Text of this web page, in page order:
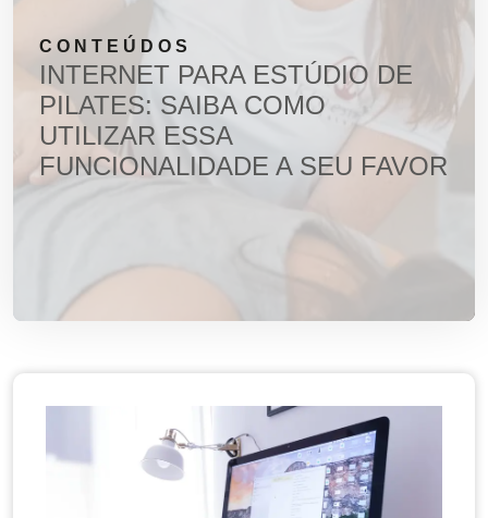
Materiais Gratuitos
Solicite um Orçamento
CONTEÚDOS
INTERNET PARA ESTÚDIO DE
PILATES: SAIBA COMO
UTILIZAR ESSA
FUNCIONALIDADE A SEU FAVOR